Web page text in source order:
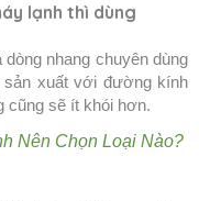
lạnh thì dùng
nhang chuyên dùng
sản xuất với đường kính
cũng sẽ ít khói hơn.
Nên Chọn Loại Nào?